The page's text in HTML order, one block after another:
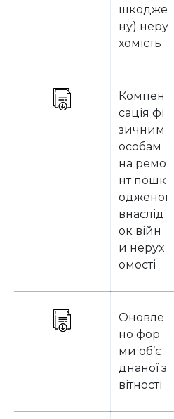
шкодже
ну) неру
хомість
Компен
сація фі
зичним
особам
на ремо
нт пошк
одженої
внаслід
ок війн
и нерух
омості
Оновле
но фор
ми об’є
днаної з
вітності